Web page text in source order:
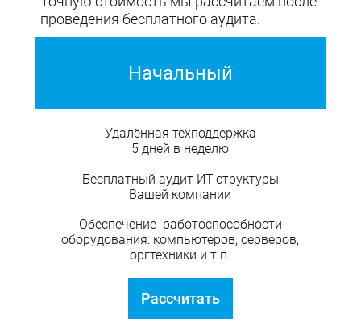
проведения бесплатного аудита.
Начальный
Удалённая техподдержка
5 дней в неделю
Бесплатный аудит ИТ-структуры
Вашей компании
Обеспечение работоспособности
оборудования: компьютеров, серверов,
оргтехники и т.п.
Рассчитать